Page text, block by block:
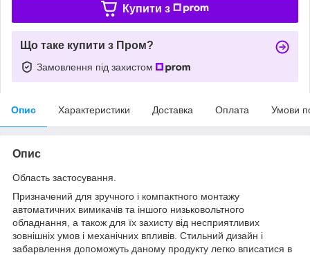
Купити з
Що таке купити з Пром?
Замовлення під захистом
Опис Характеристики Доставка Оплата Умови
Опис
Область застосування.
Призначений для зручного і компактного монтажу
автоматичних вимикачів та іншого низьковольтного
обладнання, а також для їх захисту від несприятливих
зовнішніх умов і механічних впливів. Стильний дизайн і
забарвлення допоможуть даному продукту легко вписатися в